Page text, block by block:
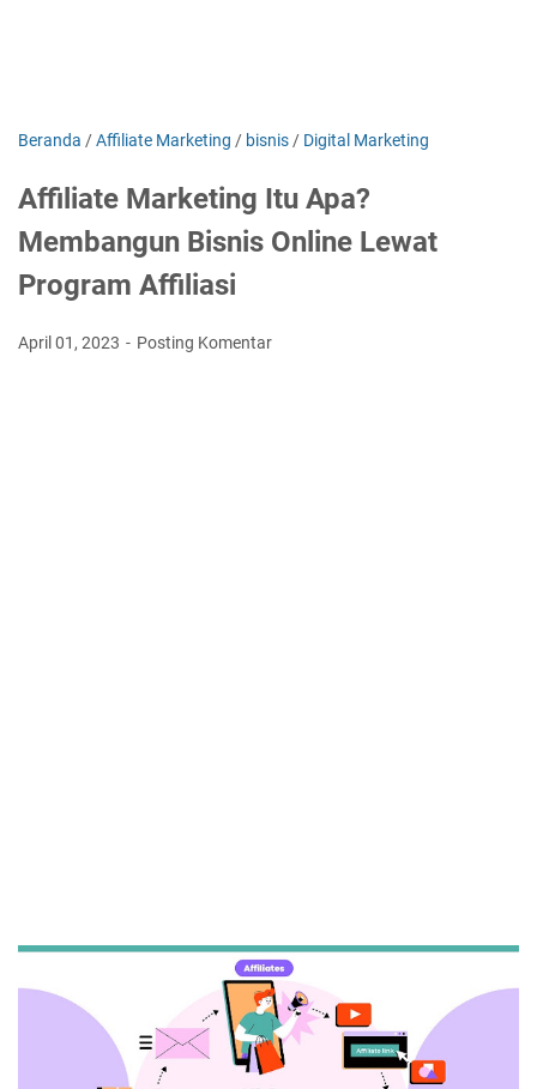
Beranda /Affiliate Marketing / bisnis / Digital Marketing
Affiliate Marketing Itu Apa?
Membangun Bisnis Online Lewat
Program Affiliasi
April 01, 2023 Posting Komentar